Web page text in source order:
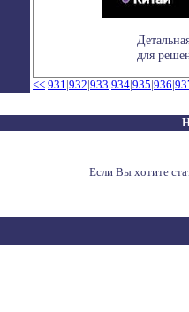
для
<< 931|932|933|934|935|936|
Если Вы хотите